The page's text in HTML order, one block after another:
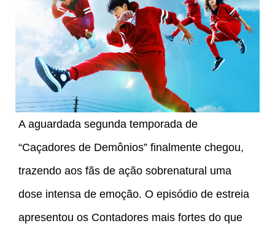
A aguardada segunda temporada de
“Caçadores de Demônios” finalmente chegou,
trazendo aos fãs de ação sobrenatural uma
dose intensa de emoção. O episódio de estreia
apresentou os Contadores mais fortes do que